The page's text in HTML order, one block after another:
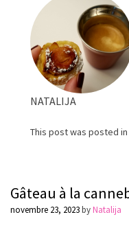
pruneaux
NATALIJA
This post was posted in
Gâteau à la
novembre 23, 2023byNatalija